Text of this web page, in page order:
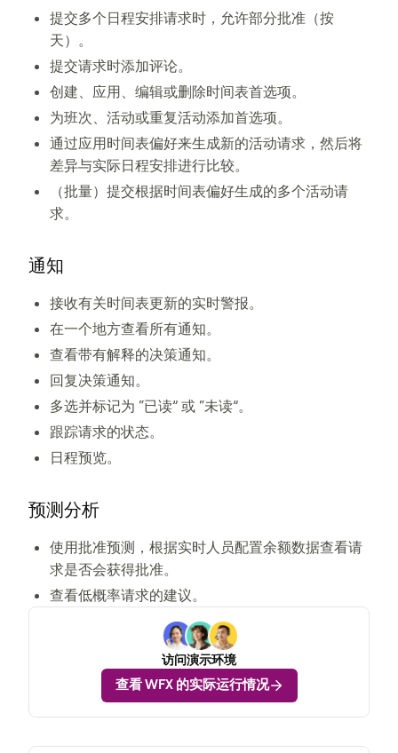
提交多个日程安排请求时，允许部分批准（按
天）。
提交请求时添加评论。
创建、应用、编辑或删除时间表首选项。
为班次、活动或重复活动添加首选项。
通过应用时间表偏好来生成新的活动请求，然后将
差异与实际日程安排进行比较。
（批量）提交根据时间表偏好生成的多个活动请
求。
通知
接收有关时间表更新的实时警报。
在一个地方查看所有通知。
查看带有解释的决策通知。
回复决策通知。
多选并标记为 “已读” 或 “未读”。
跟踪请求的状态。
日程预览。
预测分析
使用批准预测，根据实时人员配置余额数据查看请
求是否会获得批准。
查看低概率请求的建议。
访问演示环境
查看 WFX 的实际运行情况